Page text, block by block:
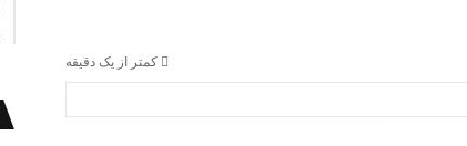
کمتر از یک دقیقه